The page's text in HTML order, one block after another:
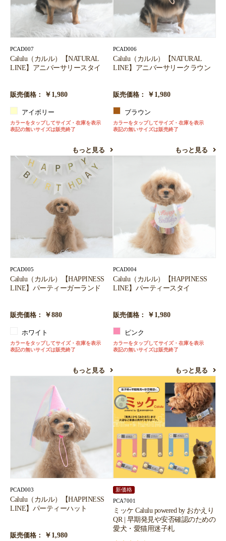
PCAD007
Calulu（カルル）【NATURAL
LINE】アニバーサリースタイ
販売価格： ￥1,980
アイボリー
カラーをタップしてサイズ・在庫を表示
表記の無いサイズは販売終了
もっと見る
PCAD006
Calulu（カルル）【NATURAL
LINE】アニバーサリークラウン
販売価格： ￥1,980
ブラウン
カラーをタップしてサイズ・在庫を表示
表記の無いサイズは販売終了
もっと見る
PCAD005
Calulu（カルル）【HAPPINESS
LINE】パーティーガーランド
販売価格： ￥880
ホワイト
カラーをタップしてサイズ・在庫を表示
表記の無いサイズは販売終了
もっと見る
PCAD004
Calulu（カルル）【HAPPINESS
LINE】パーティースタイ
販売価格： ￥1,980
ピンク
カラーをタップしてサイズ・在庫を表示
表記の無いサイズは販売終了
もっと見る
PCAD003
Calulu（カルル）【HAPPINESS
LINE】パーティーハット
販売価格： ￥1,980
新価格
PCA7001
ミッケ Calulu powered by おかえり
QR | 早期発見や安否確認のための
愛犬・愛猫用迷子札